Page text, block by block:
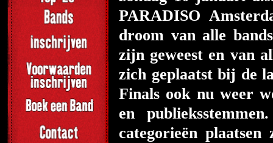
PARADISO
droom van alle
zijn geweest en van
zich geplaatst bij de
Finals ook nu weer
en
categorieën